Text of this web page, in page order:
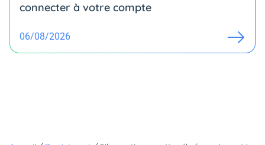
connecter à votre compte
06/08/2026